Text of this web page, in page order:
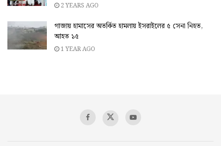
2 YEARS AGO
গাজায় হামাসের অতর্কিত হামলায় ইসরাইলের ৫ সেনা নিহত,
আহত ১৫
1 YEAR AGO